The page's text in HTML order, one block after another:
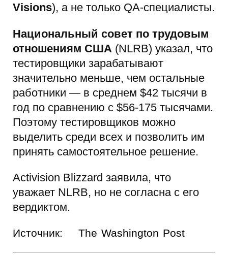
Visions), а не только QA-специалисты.
Национальный совет по трудовым
отношениям США (NLRB) указал, что
тестировщики зарабатывают
значительно меньше, чем остальные
работники — в среднем $42 тысячи в
год по сравнению с $56-175 тысячами.
Поэтому тестировщиков можно
выделить среди всех и позволить им
принять самостоятельное решение.
Activision Blizzard заявила, что
уважает NLRB, но не согласна с его
вердиктом.
Источник: The Washington Post